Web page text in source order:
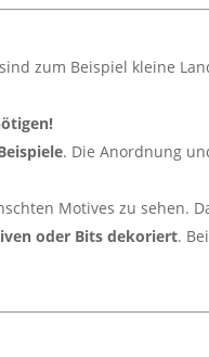
zum Beispiel kleine
. Die Anordnung
Motives zu sehen.
oder Bits dekoriert.